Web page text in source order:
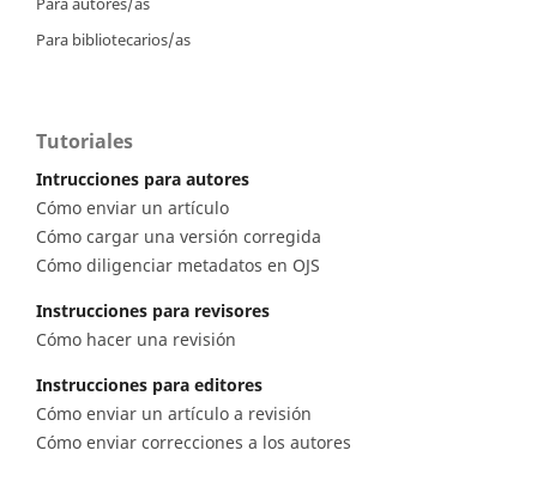
Para bibliotecarios/as
Tutoriales
Intrucciones para autores
Cómo enviar un artículo
Cómo cargar una versión corregida
Cómo diligenciar metadatos en OJS
Instrucciones para revisores
Cómo hacer una revisión
Instrucciones para editores
Cómo enviar un artículo a revisión
Cómo enviar correcciones a los autores